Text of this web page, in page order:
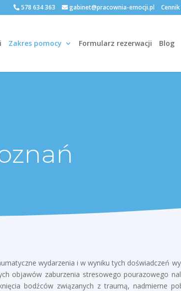
578 634 363 gabinet@pracownia-emocji.pl
Zakres pomocy Formularz rezerwacji Blog
wydarzenia i w wyniku tych doświadczeń
objawów zaburzenia stresowego pourazowego
bodźców związanych z traumą, nadmierne